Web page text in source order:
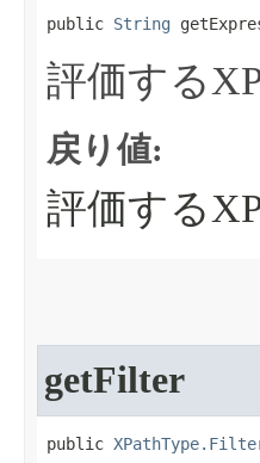
public String
評価する
戻り値:
評価する
getFilter
public